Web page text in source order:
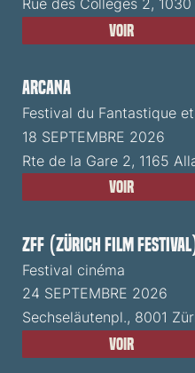
Rue des Collèges 2,
Voir
ARCANA
Festival du Fantastique
18 SEPTEMBRE 2026
Rte de la Gare 2, 1165
Voir
ZFF (Zürich Film
Festival cinéma
24 SEPTEMBRE 2026
Sechseläutenpl., 8001
Voir